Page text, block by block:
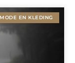
MODE EN KLEDING